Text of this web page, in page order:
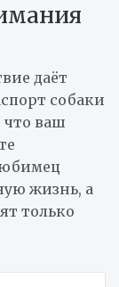
даёт
собаки
что ваш
жизнь, а
только